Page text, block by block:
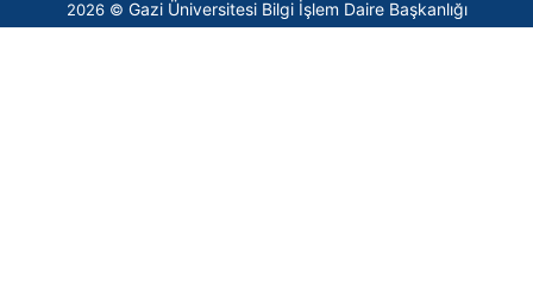
2026 © Gazi Üniversitesi Bilgi İşlem Daire Başkanlığı